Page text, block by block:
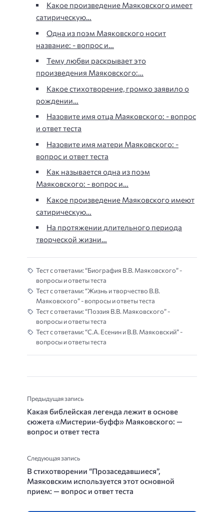
Какое произведение Маяковского имеет
сатирическую…
Одна из поэм Маяковского носит
название: - вопрос и…
Тему любви раскрывает это
произведения Маяковского:…
Какое стихотворение, громко заявило о
рождении…
Назовите имя отца Маяковского: - вопрос
и ответ теста
Назовите имя матери Маяковского: -
вопрос и ответ теста
Как называется одна из поэм
Маяковского: - вопрос и…
Какое произведение Маяковского имеют
сатирическую…
На протяжении длительного периода
творческой жизни…
Тест с ответами: “Биография В.В. Маяковского” -
вопросы и ответы теста
Тест с ответами: “Жизнь и творчество В.В.
Маяковского” - вопросы и ответы теста
Тест с ответами: “Поэзия В.В. Маяковского” -
вопросы и ответы теста
Тест с ответами: “С.А. Есенин и В.В. Маяковский” -
вопросы и ответы теста
Предыдущая запись
Какая библейская легенда лежит в основе
сюжета «Мисте­рии-буфф» Маяковского: —
вопрос и ответ теста
Следующая запись
В стихотворении “Прозаседавшиеся”,
Маяковским используется этот основной
прием: — вопрос и ответ теста